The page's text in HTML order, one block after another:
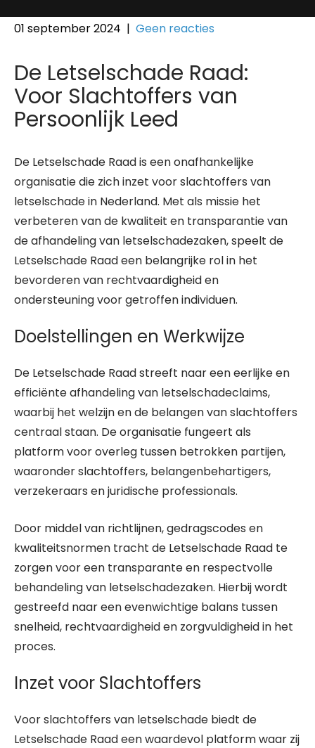
01 september 2024 | Geen reacties
De Letselschade Raad:
Voor Slachtoffers van
Persoonlijk Leed
De Letselschade Raad is een onafhankelijke
organisatie die zich inzet voor slachtoffers van
letselschade in Nederland. Met als missie het
verbeteren van de kwaliteit en transparantie van
de afhandeling van letselschadezaken, speelt de
Letselschade Raad een belangrijke rol in het
bevorderen van rechtvaardigheid en
ondersteuning voor getroffen individuen.
Doelstellingen en Werkwijze
De Letselschade Raad streeft naar een eerlijke en
efficiënte afhandeling van letselschadeclaims,
waarbij het welzijn en de belangen van slachtoffers
centraal staan. De organisatie fungeert als
platform voor overleg tussen betrokken partijen,
waaronder slachtoffers, belangenbehartigers,
verzekeraars en juridische professionals.
Door middel van richtlijnen, gedragscodes en
kwaliteitsnormen tracht de Letselschade Raad te
zorgen voor een transparante en respectvolle
behandeling van letselschadezaken. Hierbij wordt
gestreefd naar een evenwichtige balans tussen
snelheid, rechtvaardigheid en zorgvuldigheid in het
proces.
Inzet voor Slachtoffers
Voor slachtoffers van letselschade biedt de
Letselschade Raad een waardevol platform waar zij